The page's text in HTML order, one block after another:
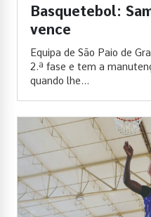
Basquetebol:
vence
Equipa de São Paio de
2.ª fase e tem a
quando lhe...